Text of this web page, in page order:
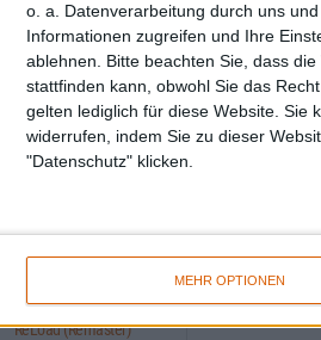
o. a. Datenverarbeitung durch uns
Informationen zugreifen und Ihre
ablehnen.
Bitte beachten Sie, dass
stattfinden kann, obwohl Sie das
gelten lediglich für diese Website. Sie
widerrufen, indem Sie zu dieser
"Datenschutz" klicken.
MEHR OPTIONEN
8/10
Sinner
Boom Bang Goodbye
Metallica
ReLoad (Remaster)